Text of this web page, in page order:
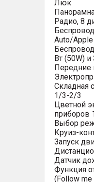
Люк
Радио, 8
Auto/Apple
Вт (50W)
Передние
Складная
1/3-2/3
Цветной
приборов
Выбор
Круиз-
Запуск
Датчик
Функция
(Follow me